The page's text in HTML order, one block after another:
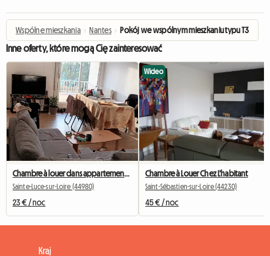
Wspólne mieszkania › Nantes › Pokój we wspólnym mieszkaniu typu T3
Inne oferty, które mogą Cię zainteresować
Sainte-Luce-sur-Loire (44980)
23 € / noc
Wideo
Chambre à Louer Chez L'habitant
Saint-Sébastien-sur-Loire (44230)
45 € / noc
Kraj